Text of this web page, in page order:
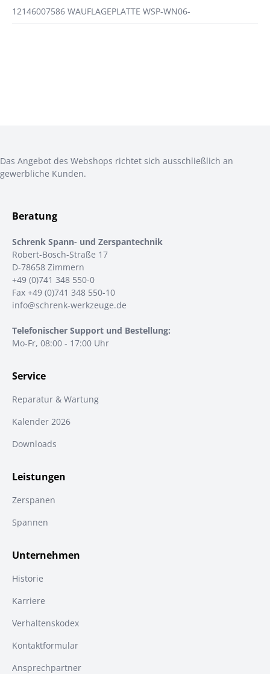
12146007586 WAUFLAGEPLATTE WSP-WN06-
Das Angebot des Webshops richtet sich ausschließlich an
gewerbliche Kunden.
Beratung
Schrenk Spann- und Zerspantechnik
Robert-Bosch-Straße 17
D-78658 Zimmern
+49 (0)741 348 550-0
Fax +49 (0)741 348 550-10
info@schrenk-werkzeuge.de
Telefonischer Support und Bestellung:
Mo-Fr, 08:00 - 17:00 Uhr
Service
Reparatur & Wartung
Kalender 2026
Downloads
Leistungen
Zerspanen
Spannen
Unternehmen
Historie
Karriere
Verhaltenskodex
Kontaktformular
Ansprechpartner